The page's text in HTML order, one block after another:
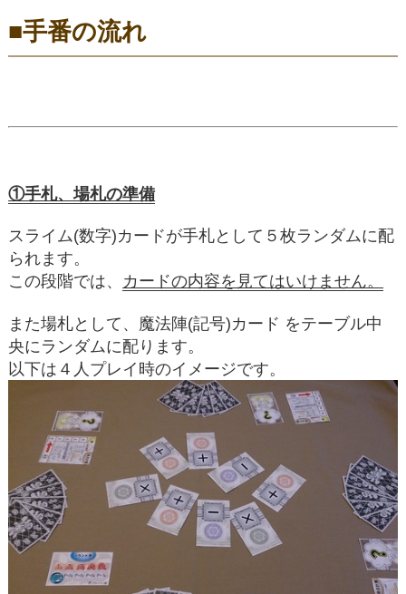
■手番の流れ
①手札、場札の準備
スライム(数字)カードが手札として５枚ランダムに配
られます。
この段階では、 カードの内容を見てはいけません。
また場札として、魔法陣(記号)カード をテーブル中
央にランダムに配ります。
以下は４人プレイ時のイメージです。